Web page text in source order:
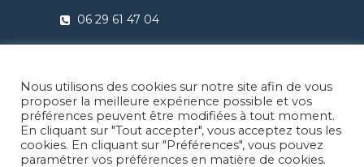
06 29 61 47 04
Règlement intérieur Agora - Ateliers
Théâtre & Cinéma
Nous utilisons des cookies sur notre site afin de vous
proposer la meilleure expérience possible et vos
préférences peuvent être modifiées à tout moment.
En cliquant sur "Tout accepter", vous acceptez tous les
cookies. En cliquant sur "Préférences", vous pouvez
paramétrer vos préférences en matière de cookies.